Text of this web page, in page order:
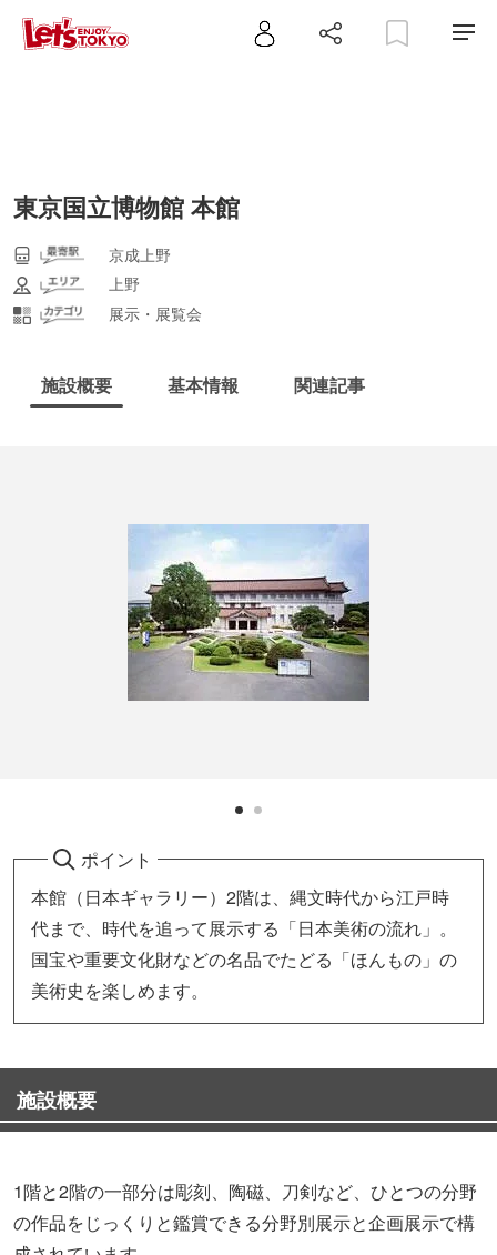
東京国立博物館 本館
京成上野
上野
展示・展覧会
施設概要 基本情報 関連記事
ポイント
本館（日本ギャラリー）2階は、縄文時代から江戸時
代まで、時代を追って展示する「日本美術の流れ」。
国宝や重要文化財などの名品でたどる「ほんもの」の
美術史を楽しめます。
施設概要
1階と2階の一部分は彫刻、陶磁、刀剣など、ひとつの分野
の作品をじっくりと鑑賞できる分野別展示と企画展示で構